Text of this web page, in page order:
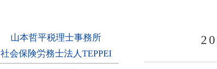
山本哲平税理士事務所
社会保険労務士法人TEPPEI